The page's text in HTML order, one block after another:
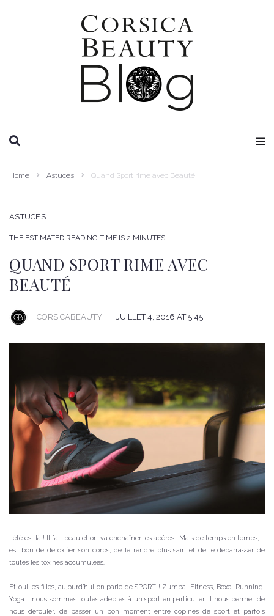
Home Astuces Quand Sport rime avec Beauté
ASTUCES
THE ESTIMATED READING TIME IS 2 MINUTES
QUAND SPORT RIME AVEC
BEAUTÉ
CORSICABEAUTY JUILLET 4, 2016 AT 5:45
L’été est là ! Il fait beau et on va enchaîner les apéros… Mais de temps en temps, il
est bon de détoxifier son corps, de le rendre plus sain et de le débarrasser de
toutes les toxines accumulées.
Et oui les filles, aujourd’hui on parle de SPORT ! Zumba, Fitness, Boxe, Running,
Yoga … nous sommes toutes adeptes à un sport en particulier. Il nous permet de
nous défouler, de passer un bon moment entre copines de sport et parfois